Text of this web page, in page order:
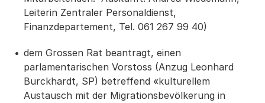
Leiterin Zentraler Personaldienst,
Finanzdepartement, Tel. 061 267 99 40)
dem Grossen Rat beantragt, einen
parlamentarischen Vorstoss (Anzug Leonhard
Burckhardt, SP) betreffend «kulturellem
Austausch mit der Migrationsbevölkerung in